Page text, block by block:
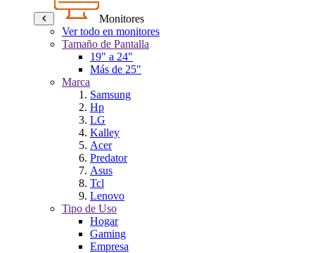
Monitores
Ver todo en monitores
Tamaño de Pantalla
19" a 24"
Más de 25"
Marca
Samsung
Hp
LG
Kalley
Acer
Predator
Asus
Tcl
Lenovo
Tipo de Uso
Hogar
Gaming
Empresa